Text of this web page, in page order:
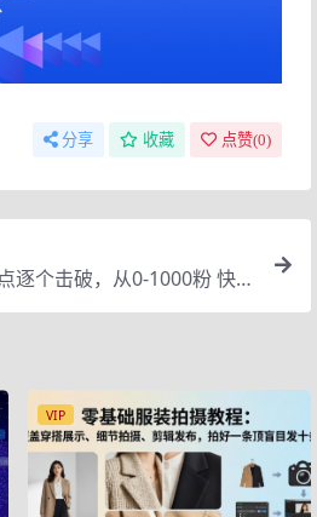
分享 收藏 点赞(0)
逐个击破，从0-1000粉 快速
VIP